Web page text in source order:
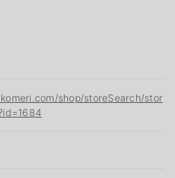
shop/storeSearch/stor